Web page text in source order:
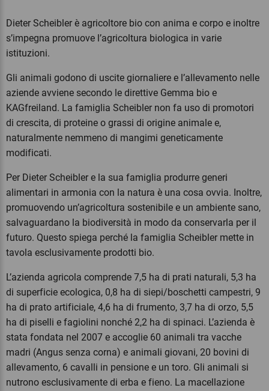
Dieter Scheibler è agricoltore bio con anima e corpo e inoltre
s’impegna promuove l’agricoltura biologica in varie
istituzioni.
Gli animali godono di uscite giornaliere e l’allevamento nelle
aziende avviene secondo le direttive Gemma bio e
KAGfreiland. La famiglia Scheibler non fa uso di promotori
di crescita, di proteine o grassi di origine animale e,
naturalmente nemmeno di mangimi geneticamente
modificati.
Per Dieter Scheibler e la sua famiglia produrre generi
alimentari in armonia con la natura è una cosa ovvia. Inoltre,
promuovendo un’agricoltura sostenibile e un ambiente sano,
salvaguardano la biodiversità in modo da conservarla per il
futuro. Questo spiega perché la famiglia Scheibler mette in
tavola esclusivamente prodotti bio.
L’azienda agricola comprende 7,5 ha di prati naturali, 5,3 ha
di superficie ecologica, 0,8 ha di siepi/boschetti campestri, 9
ha di prato artificiale, 4,6 ha di frumento, 3,7 ha di orzo, 5,5
ha di piselli e fagiolini nonché 2,2 ha di spinaci. L’azienda è
stata fondata nel 2007 e accoglie 60 animali tra vacche
madri (Angus senza corna) e animali giovani, 20 bovini di
allevamento, 6 cavalli in pensione e un toro. Gli animali si
nutrono esclusivamente di erba e fieno. La macellazione